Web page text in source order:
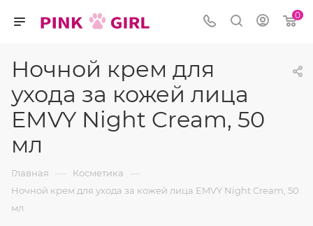
0
Ночной крем для
ухода за кожей лица
EMVY Night Cream, 50
мл
Главная — Косметика —
Ночной крем для ухода за кожей лица EMVY Night Cream, 50
мл